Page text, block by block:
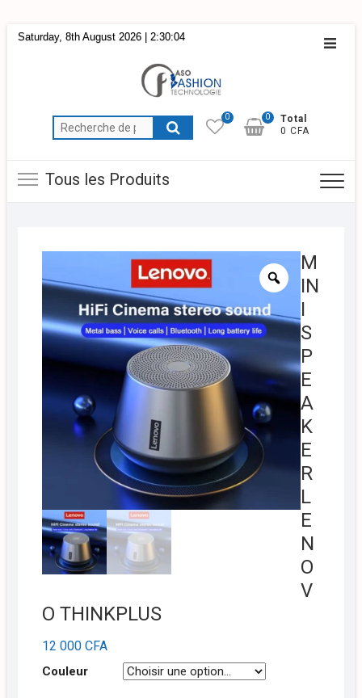
Skip
Saturday, 8th August 2026| 2:30:05
Recherche
pour :
0
Total
0 CFA
0
Tous les Produits
M
IN
I
S
P
E
A
K
E
R
L
E
N
O
V
O THINKPLUS
12 000 CFA
Couleur